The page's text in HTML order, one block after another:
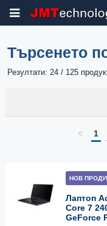
Търсенето
Резултати: 24 / 125
< 1
НОВ
Лаптоп
Core 7
GeForce